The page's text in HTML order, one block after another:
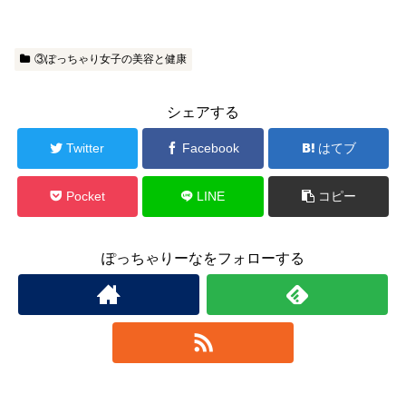
③ぽっちゃり女子の美容と健康
シェアする
Twitter Facebook はてブ
Pocket LINE コピー
ぽっちゃりーなをフォローする